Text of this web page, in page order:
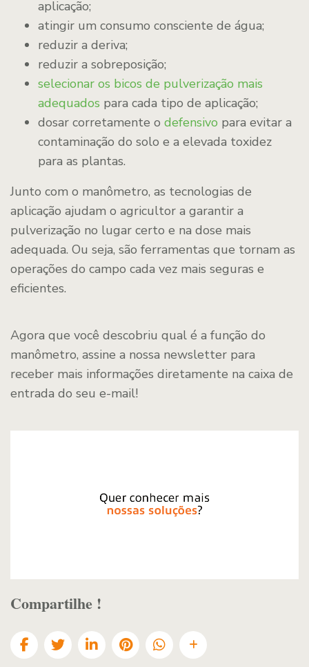
aplicação;
atingir um consumo consciente de água;
reduzir a deriva;
reduzir a sobreposição;
selecionar os bicos de pulverização mais
adequados para cada tipo de aplicação;
dosar corretamente o defensivo para evitar a
contaminação do solo e a elevada toxidez
para as plantas.
Junto com o manômetro, as tecnologias de
aplicação ajudam o agricultor a garantir a
pulverização no lugar certo e na dose mais
adequada. Ou seja, são ferramentas que tornam as
operações do campo cada vez mais seguras e
eficientes.
Agora que você descobriu qual é a função do
manômetro, assine a nossa newsletter para
receber mais informações diretamente na caixa de
entrada do seu e-mail!
Compartilhe !